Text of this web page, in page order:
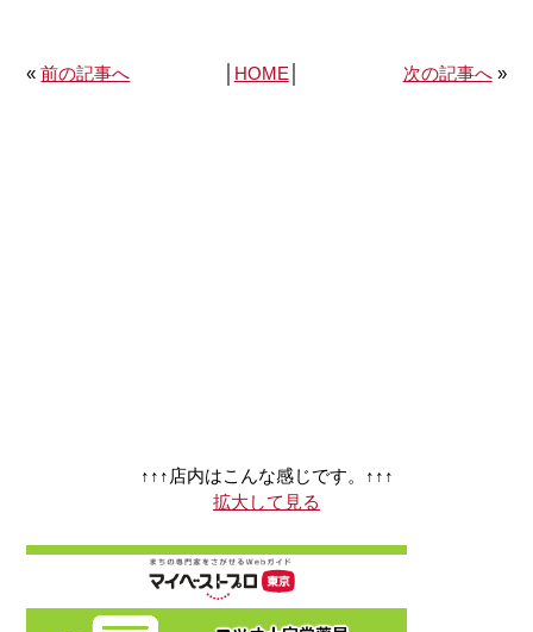
«前の記事へ HOME 次の記事へ»
↑↑↑店内はこんな感じです。↑↑↑
拡大して見る